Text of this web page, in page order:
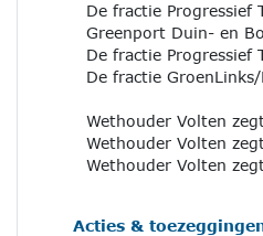
De fractie Progressief
Greenport Duin- en
De fractie
De fractie
Wethouder Volten
Wethouder Volten
Wethouder Volten
Acties &